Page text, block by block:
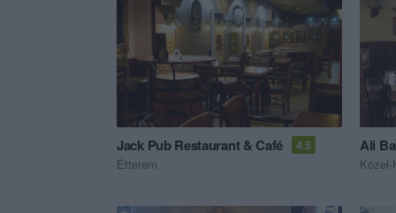
Jack Pub Restaurant & Café 4.5
Étterem
Ali